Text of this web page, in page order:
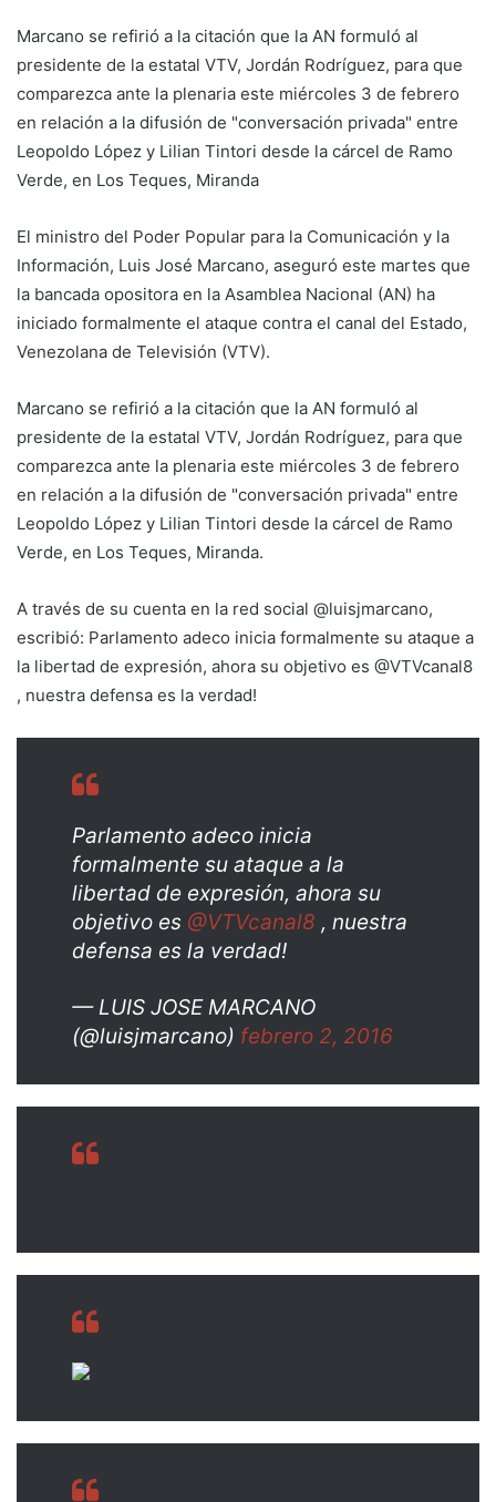
Marcano se refirió a la citación que la AN formuló al
presidente de la estatal VTV, Jordán Rodríguez, para que
comparezca ante la plenaria este miércoles 3 de febrero
en relación a la difusión de "conversación privada" entre
Leopoldo López y Lilian Tintori desde la cárcel de Ramo
Verde, en Los Teques, Miranda
El ministro del Poder Popular para la Comunicación y la
Información, Luis José Marcano, aseguró este martes que
la bancada opositora en la Asamblea Nacional (AN) ha
iniciado formalmente el ataque contra el canal del Estado,
Venezolana de Televisión (VTV).
Marcano se refirió a la citación que la AN formuló al
presidente de la estatal VTV, Jordán Rodríguez, para que
comparezca ante la plenaria este miércoles 3 de febrero
en relación a la difusión de "conversación privada" entre
Leopoldo López y Lilian Tintori desde la cárcel de Ramo
Verde, en Los Teques, Miranda.
A través de su cuenta en la red social @luisjmarcano,
escribió: Parlamento adeco inicia formalmente su ataque a
la libertad de expresión, ahora su objetivo es @VTVcanal8
, nuestra defensa es la verdad!
Parlamento adeco inicia
formalmente su ataque a la
libertad de expresión, ahora su
objetivo es @VTVcanal8 , nuestra
defensa es la verdad!
— LUIS JOSE MARCANO
(@luisjmarcano) febrero 2, 2016